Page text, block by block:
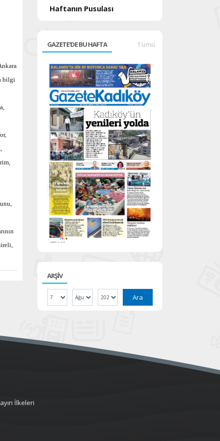
bilgi
Haftanın Pusulası
GAZETE'DE BU HAFTA Tümü
ARŞİV
Ara
İlkeleri